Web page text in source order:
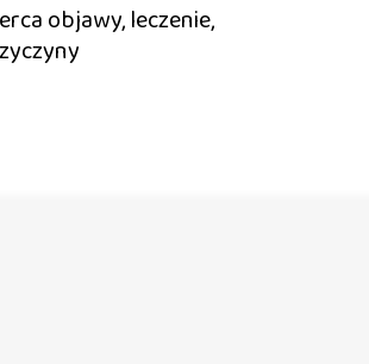
objawy, leczenie,